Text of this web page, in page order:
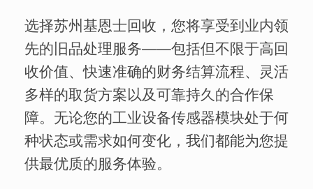
选择苏州基恩士回收，您将享受到业内领
先的旧品处理服务——包括但不限于高回
收价值、快速准确的财务结算流程、灵活
多样的取货方案以及可靠持久的合作保
障。无论您的工业设备传感器模块处于何
种状态或需求如何变化，我们都能为您提
供最优质的服务体验。